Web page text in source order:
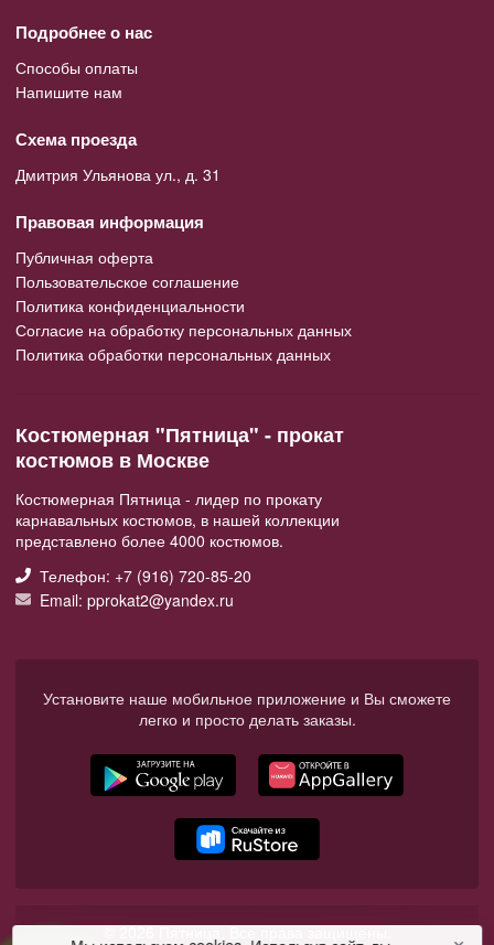
Подробнее о нас
Способы оплаты
Напишите нам
Схема проезда
Дмитрия Ульянова ул., д. 31
Правовая информация
Публичная оферта
Пользовательское соглашение
Политика конфиденциальности
Согласие на обработку персональных данных
Политика обработки персональных данных
Костюмерная "Пятница" - прокат
костюмов в Москве
Костюмерная Пятница - лидер по прокату
карнавальных костюмов, в нашей коллекции
представлено более 4000 костюмов.
Телефон: +7 (916) 720-85-20
Email: pprokat2@yandex.ru
Установите наше мобильное приложение и Вы сможете
легко и просто делать заказы.
© 2026 Пятница. Все права защищены.